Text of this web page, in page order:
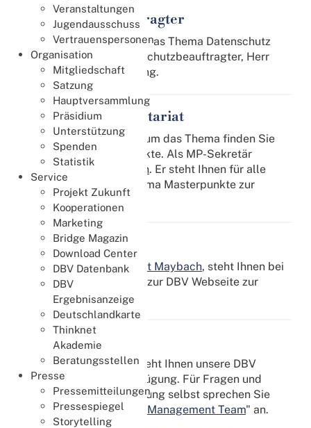
Veranstaltungen
Jugendausschuss
Vertrauenspersonen
Organisation
Mitgliedschaft
Satzung
Hauptversammlung
Präsidium
Unterstützung
Spenden
Statistik
Service
Projekt Zukunft
Kooperationen
Marketing
Bridge Magazin
Download Center
DBV Datenbank
DBV
Ergebnisanzeige
Deutschlandkarte
Thinknet
Akademie
Beratungsstellen
Presse
Pressemitteilungen
Pressespiegel
Storytelling
Datenschutzbeauftragter
Für alle Fragen rund um das Thema Datenschutz
steht Ihnen unser Datenschutzbeauftragter, Herr
Ulrich Kratzzur Verfügung.
Masterpunkt-Sekretariat
Alle Informationen rund um das Thema finden Sie
auf der Seite Masterpunkte. Als MP-Sekretär
fungiertRobert Maybach. Er steht Ihnen für alle
Fragen rund um das Thema Masterpunkte zur
Verfügung.
Webmaster
Unser Webmaster,Robert Maybach, steht Ihnen bei
Fragen und Anregungen zur DBV Webseite zur
Verfügung.
DBV Datenbank
Für inhaltliche Fragen steht Ihnen unsere DBV
Geschäftsstelle zur Verfügung. Für Fragen und
Anregungen zur Anwendung selbst sprechen Sie
gerne unser "Datenbank Management Team" an.